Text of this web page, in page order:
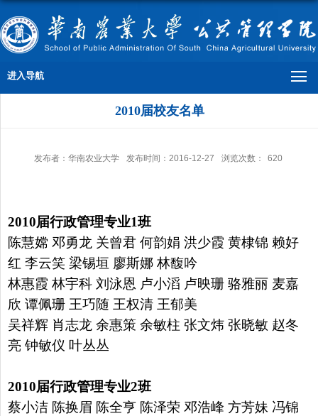
进入导航
2010届校友名单
发布者：华南农业大学 发布时间：2016-12-27 浏览次数： 620
2010届行政管理专业1班
陈慧嫦 邓勇龙 关曾君 何韵娟 洪少霞 黄棣锦 赖好
红 李云笑 梁锡垣 廖斯娜 林馥吟
林惠霞 林宇科 刘泳恩 卢小滔 卢映珊 骆雅丽 麦嘉
欣 谭佩珊 王巧随 王权清 王郁美
吴祥辉 肖志龙 余惠策 余敏柱 张文炜 张晓敏 赵冬
亮 钟敏仪 叶丛丛
2010届行政管理专业2班
蔡小洁 陈换眉 陈全亨 陈泽荣 邓浩峰 方芳妹 冯锦